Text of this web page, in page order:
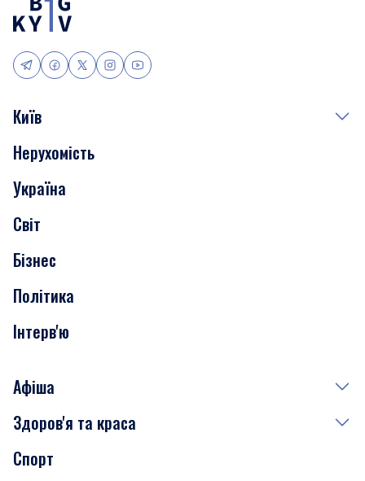
Київ
Події
Скандали
Нерухомість
Транспорт
Нерухомість
Україна
Світ
Бізнес
Політика
Інтерв'ю
Афіша
Сьогодні
Завтра
Здоров'я та краса
Медицина
Спорт